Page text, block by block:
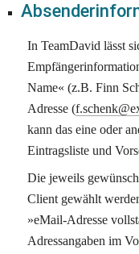
In TeamDavid lässt
Name« (z.B. Finn
Adresse (
kann das eine oder
Eintragsliste und
Die jeweils
Client gewählt
»eMail-Adresse
Adressangaben im